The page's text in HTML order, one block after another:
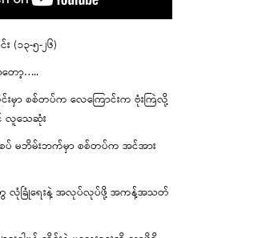
(၁၃-၅-၂၆)
ော့…..
င်းမှာ စစ်တပ်က လေကြောင်းက ဗုံးကြဲလို့
လူသေဆုံး
စပ် မဘိမ်းဘက်မှာ စစ်တပ်က အင်အား
ေ လုံခြုံရေးနဲ့ အလုပ်လုပ်ဖို့ အကန့်အသတ်